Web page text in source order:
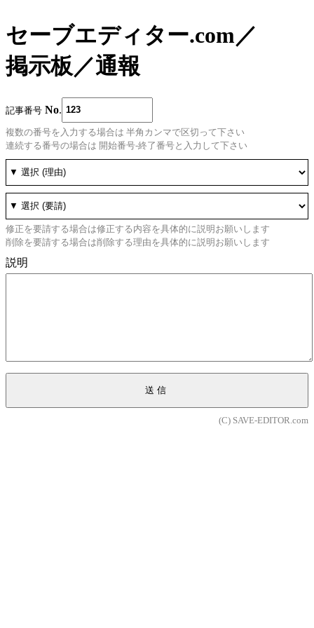
セーブエディター.com／
掲示板／通報
記事番号 No
複数の番号を入力する場合は 半角カンマで区切って下さい
連続する番号の場合は 開始番号-終了番号と入力して下さい
修正を要請する場合は修正する内容を具体的に説明お願いします
削除を要請する場合は削除する理由を具体的に説明お願いします
説明
送信
(C) SAVE-EDITOR.com